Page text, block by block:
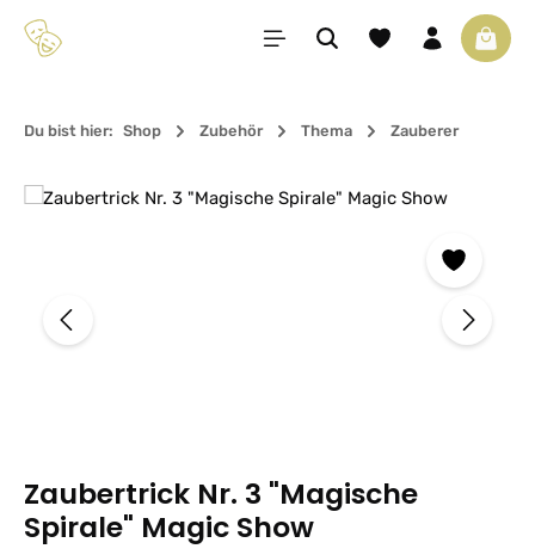
Zum Hauptinhalt springen Du hast 0 Produkte
Du bist hier: Shop Zubehör Thema Zauberer
Bildergalerie überspringen
Zaubertrick Nr. 3 "Magische
Spirale" Magic Show